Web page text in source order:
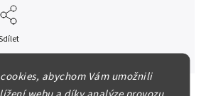
abychom Vám umožnili